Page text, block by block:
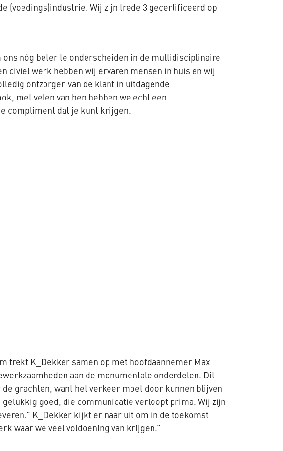
(voedings)industrie. Wij zijn trede 3 gecertificeerd op
ons nóg beter te onderscheiden in de multidisciplinaire
civiel werk hebben wij ervaren mensen in huis en wij
ontzorgen van de klant in uitdagende
met velen van hen hebben we echt een
compliment dat je kunt krijgen.
trekt K_Dekker samen op met hoofdaannemer Max
aan de monumentale onderdelen. Dit
grachten, want het verkeer moet door kunnen blijven
gelukkig goed, die communicatie verloopt prima. Wij zijn
K_Dekker kijkt er naar uit om in de toekomst
waar we veel voldoening van krijgen.”